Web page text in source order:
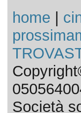
home
Società